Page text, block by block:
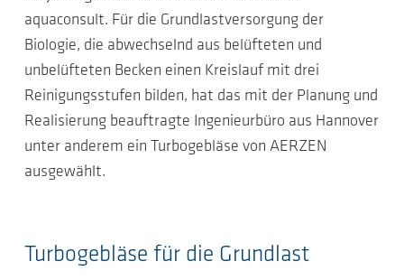
aquaconsult. Für die Grundlastversorgung der
Biologie, die abwechselnd aus belüfteten und
unbelüfteten Becken einen Kreislauf mit drei
Reinigungsstufen bilden, hat das mit der Planung und
Realisierung beauftragte Ingenieurbüro aus Hannover
unter anderem ein Turbogebläse von AERZEN
ausgewählt.
Turbogebläse für die Grundlast